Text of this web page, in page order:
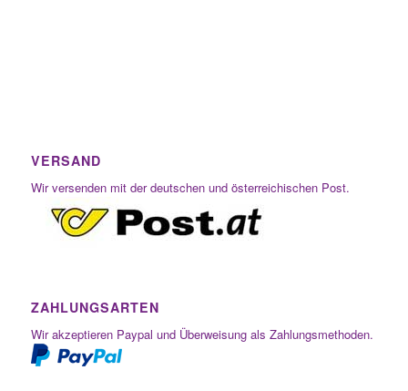
VERSAND
Wir versenden mit der deutschen und österreichischen Post.
ZAHLUNGSARTEN
Wir akzeptieren Paypal und Überweisung als Zahlungsmethoden.